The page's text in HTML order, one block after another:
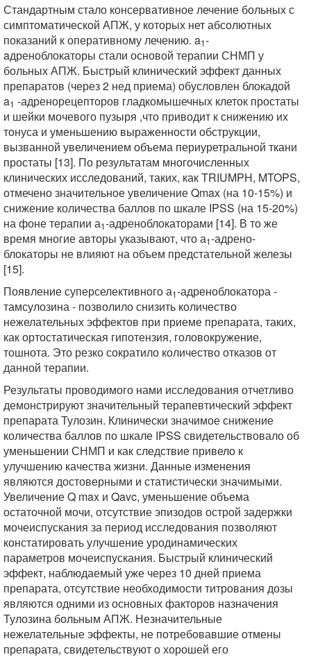
Стандартным стало консервативное лечение больных с
симптоматической АПЖ, у которых нет абсолютных
показаний к оперативному лечению. a1-
aдреноблокаторы стали основой терапии СНМП у
больных АПЖ. Быстрый клинический эффект данных
препаратов (через 2 нед приема) обусловлен блокадой
a1 -адренорецепторов гладкомышечных клеток простаты
и шейки мочевого пузыря ,что приводит к снижению их
тонуса и уменьшению выраженности обструкции,
вызванной увеличением объема периуретральной ткани
простаты [13]. По результатам многочисленных
клинических исследований, таких, как TRIUMPH, MTOPS,
отмечено значительное увеличение Qmax (на 10-15%) и
снижение количества баллов по шкале IPSS (на 15-20%)
на фоне терапии а1-адреноблокаторами [14]. В то же
время многие авторы указывают, что а1-адрено-
блокаторы не влияют на объем предстательной железы
[15].
Появление суперселективного а1-адреноблокатора -
тамсулозина - позволило снизить количество
нежелательных эффектов при приеме препарата, таких,
как ортостатическая гипотензия, головокружение,
тошнота. Это резко сократило количество отказов от
данной терапии.
Результаты проводимого нами исследования отчетливо
демонстрируют значительный терапевтический эффект
препарата Тулозин. Клинически значимое снижение
количества баллов по шкале IPSS свидетельствовало об
уменьшении СНМП и как следствие привело к
улучшению качества жизни. Данные изменения
являются достоверными и статистически значимыми.
Увеличение Q max и Qavc, уменьшение объема
остаточной мочи, отсутствие эпизодов острой задержки
мочеиспускания за период исследования позволяют
констатировать улучшение уродинамических
параметров мочеиспускания. Быстрый клинический
эффект, наблюдаемый уже через 10 дней приема
препарата, отсутствие необходимости титрования дозы
являются одними из основных факторов назначения
Тулозина больным АПЖ. Незначительные
нежелательные эффекты, не потребовавшие отмены
препарата, свидетельствуют о хорошей его